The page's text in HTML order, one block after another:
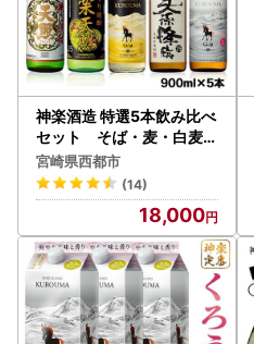
神楽酒造 特選5本飲み比べ
セット そば・麦・白麦・
芋・栗 各25度900ml【
令和２年熊本国税局酒類鑑
評会受賞】＜26-21a＞
宮崎県西都市
(14)
18,000